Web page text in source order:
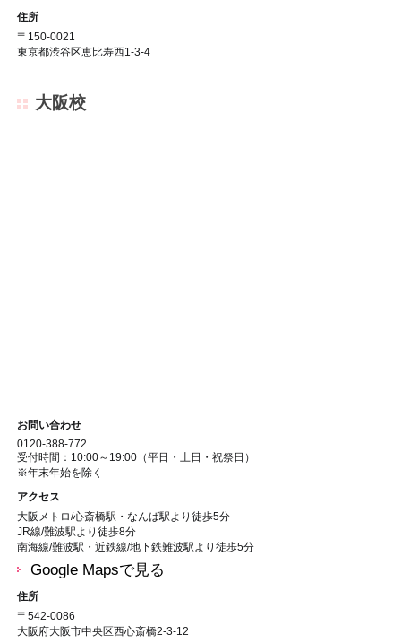
住所
〒150-0021
東京都渋谷区恵比寿西1-3-4
大阪校
お問い合わせ
0120-388-772
受付時間：10:00～19:00（平日・土日・祝祭日）
※年末年始を除く
アクセス
大阪メトロ/心斎橋駅・なんば駅より徒歩5分
JR線/難波駅より徒歩8分
南海線/難波駅・近鉄線/地下鉄難波駅より徒歩5分
Google Mapsで見る
住所
〒542-0086
大阪府大阪市中央区西心斎橋2-3-12